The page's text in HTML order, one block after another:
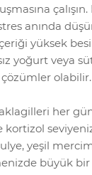
anında
yüksek
yoğurt veya
olabilir.
her
yeşil
büyük